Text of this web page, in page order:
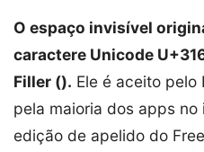
O espaço invisível
caractere Unicode
Filler (ㅤ). Ele é aceito pelo
pela maioria dos apps
edição de apelido do